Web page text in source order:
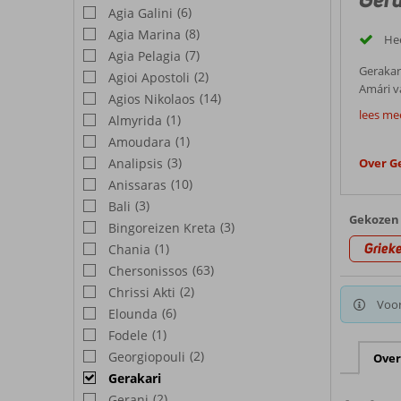
Agia Galini (6)
Agia Marina (8)
Agia Pelagia (7)
Agioi Apostoli (2)
Agios Nikolaos (14)
Almyrida (1)
Amoudara (1)
Analipsis (3)
Anissaras (10)
Bali (3)
Bingoreizen Kreta (3)
Chania (1)
Chersonissos (63)
Chrissi Akti (2)
Elounda (6)
Fodele (1)
Georgiopouli (2)
Gerakari
Amári
Wil je
de
in het
Kreta
eiland.
Een
Je
In dit
lees
Over